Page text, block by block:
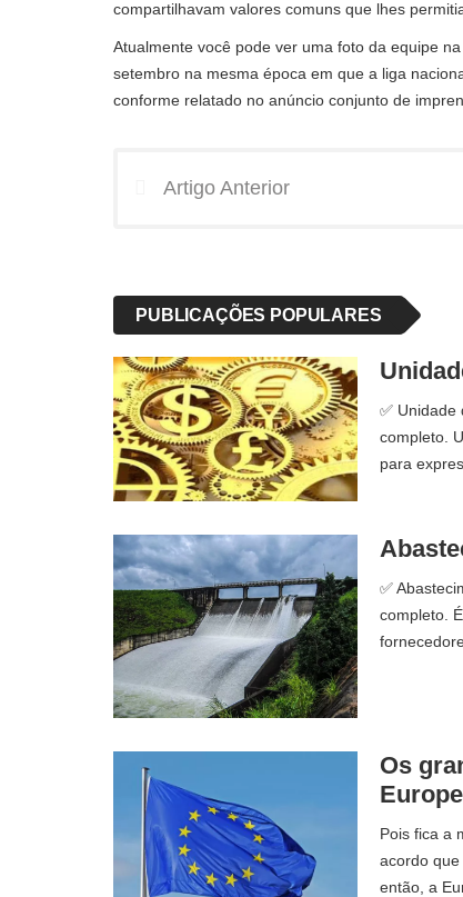
compartilhavam valores comuns que lhes
Atualmente você pode ver uma foto da equipe
setembro na mesma época em que a liga
conforme relatado no anúncio conjunto de
Artigo Anterior
PUBLICAÇÕES POPULARES
✅
completo.
para
✅
completo.
Os
Pois fica a
acordo
então, a